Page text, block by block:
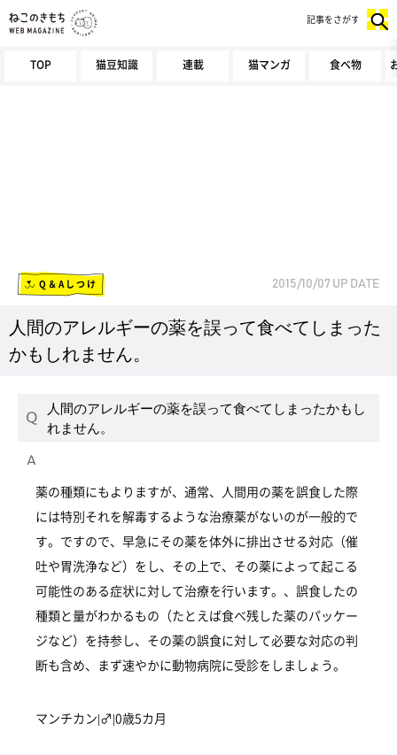
TOP 猫豆知識 連載 猫マンガ 食べ物
記事をさがす
Q＆Aしつけ 2015/10/07 UP DATE
人間のアレルギーの薬を誤って食べてしまった
かもしれません。
人間のアレルギーの薬を誤って食べてしまったかもし
れません。
薬の種類にもよりますが、通常、人間用の薬を誤食した際
には特別それを解毒するような治療薬がないのが一般的で
す。ですので、早急にその薬を体外に排出させる対応（催
吐や胃洗浄など）をし、その上で、その薬によって起こる
可能性のある症状に対して治療を行います。、誤食したの
種類と量がわかるもの（たとえば食べ残した薬のパッケー
ジなど）を持参し、その薬の誤食に対して必要な対応の判
断も含め、まず速やかに動物病院に受診をしましょう。
マンチカン|♂|0歳5カ月